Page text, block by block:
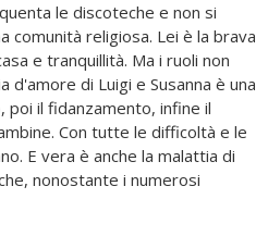
le discoteche e non si
comunità religiosa. Lei è la brava
e tranquillità. Ma i ruoli non
d'amore di Luigi e Susanna è una
poi il fidanzamento, infine il
Con tutte le difficoltà e le
E vera è anche la malattia di
nonostante i numerosi
puntualmente. In questo libro
avvisa la prefazione. E solo a
che credevamo di conoscere
mentre il suo corpo lentamente
ha un senso quando è
brava ragazza di chiesa,
quella che ha sempre dato per